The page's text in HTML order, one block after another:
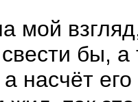
мой
бы,
насчёт